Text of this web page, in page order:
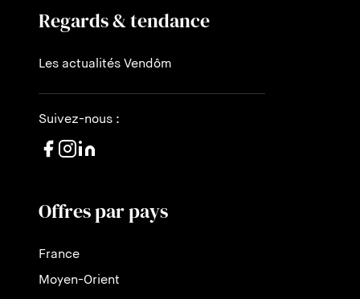
Regards & tendance
Les actualités Vendôm
Suivez-nous :
Offres par pays
France
Moyen-Orient